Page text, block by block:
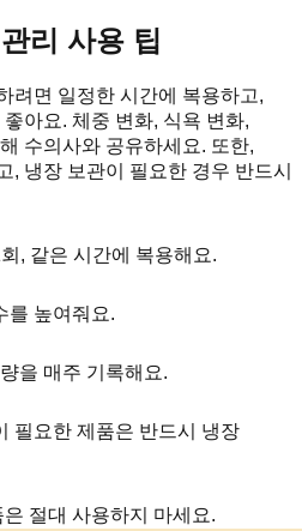
리 사용 팁
려면 일정한 시간에 복용하고,
아요. 체중 변화, 식욕 변화,
수의사와 공유하세요. 또한,
, 냉장 보관이 필요한 경우 반드시
, 같은 시간에 복용해요.
를 높여줘요.
을 매주 기록해요.
필요한 제품은 반드시 냉장
절대 사용하지 마세요.